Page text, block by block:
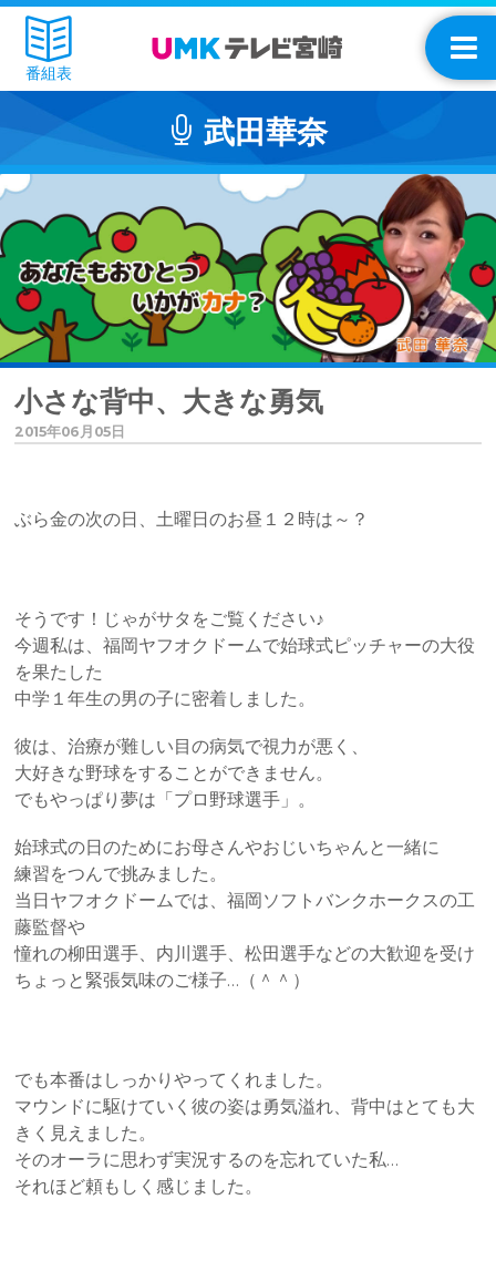
番組表
武田華奈
小さな背中、大きな勇気
2015年06月05日
ぶら金の次の日、土曜日のお昼１２時は～？
そうです！じゃがサタをご覧ください♪
今週私は、福岡ヤフオクドームで始球式ピッチャーの大役
を果たした
中学１年生の男の子に密着しました。
彼は、治療が難しい目の病気で視力が悪く、
大好きな野球をすることができません。
でもやっぱり夢は「プロ野球選手」。
始球式の日のためにお母さんやおじいちゃんと一緒に
練習をつんで挑みました。
当日ヤフオクドームでは、福岡ソフトバンクホークスの工
藤監督や
憧れの柳田選手、内川選手、松田選手などの大歓迎を受け
ちょっと緊張気味のご様子…（＾＾）
でも本番はしっかりやってくれました。
マウンドに駆けていく彼の姿は勇気溢れ、背中はとても大
きく見えました。
そのオーラに思わず実況するのを忘れていた私…
それほど頼もしく感じました。